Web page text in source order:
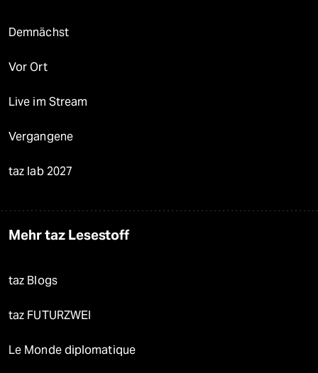
Demnächst
Vor Ort
Live im Stream
Vergangene
taz lab 2027
Mehr taz Lesestoff
taz Blogs
taz FUTURZWEI
Le Monde diplomatique